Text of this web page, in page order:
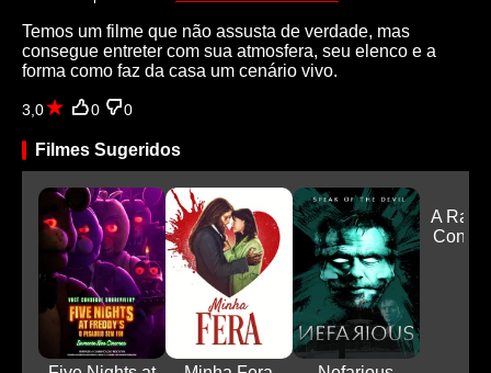
Temos um filme que não assusta de verdade, mas
consegue entreter com sua atmosfera, seu elenco e a
forma como faz da casa um cenário vivo.
3,0 0 0
Filmes Sugeridos
A